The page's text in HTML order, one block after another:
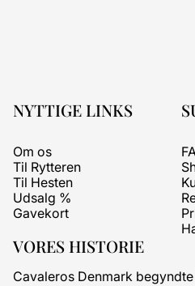
VORES HISTORIE
Cavaleros Denmark
NYTTIGE LINKS
Om os
Til Rytteren
Til Hesten
Udsalg %
Gavekort